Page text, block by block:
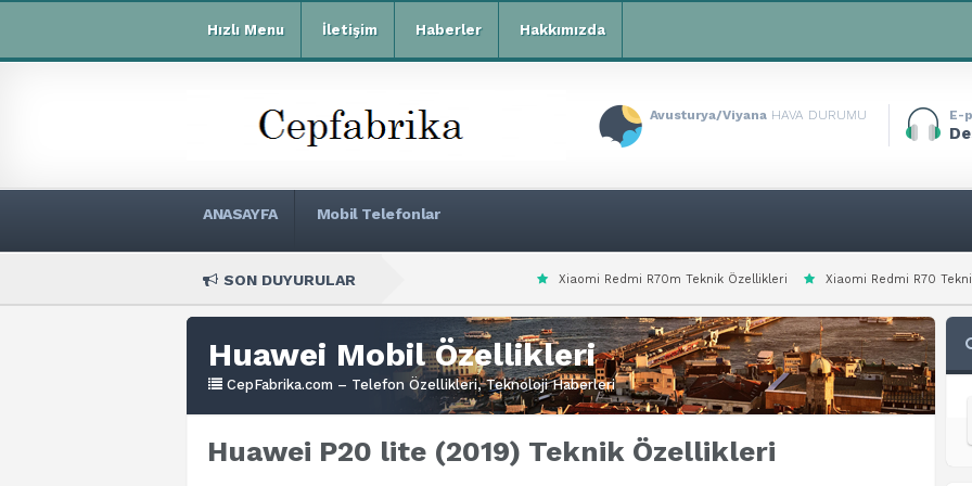
Hızlı Menu İletişim Haberler Hakkımızda
Avusturya/Viyana HAVA DURUMU E-
ANASAYFA Mobil Telefonlar
SON DUYURULAR Xiaomi Redmi R70m Teknik Özellikleri Xiaomi Redmi R70 Teknik Özellikleri
Huawei Mobil Özellikleri
CepFabrika.com – Telefon Özellikleri, Teknoloji Haberleri
Huawei P20 lite (2019) Teknik Özellikleri